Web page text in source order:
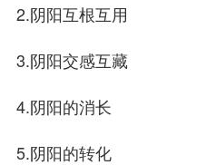
2.阴阳互根互用
3.阴阳交感互藏
4.阴阳的消长
5.阴阳的转化